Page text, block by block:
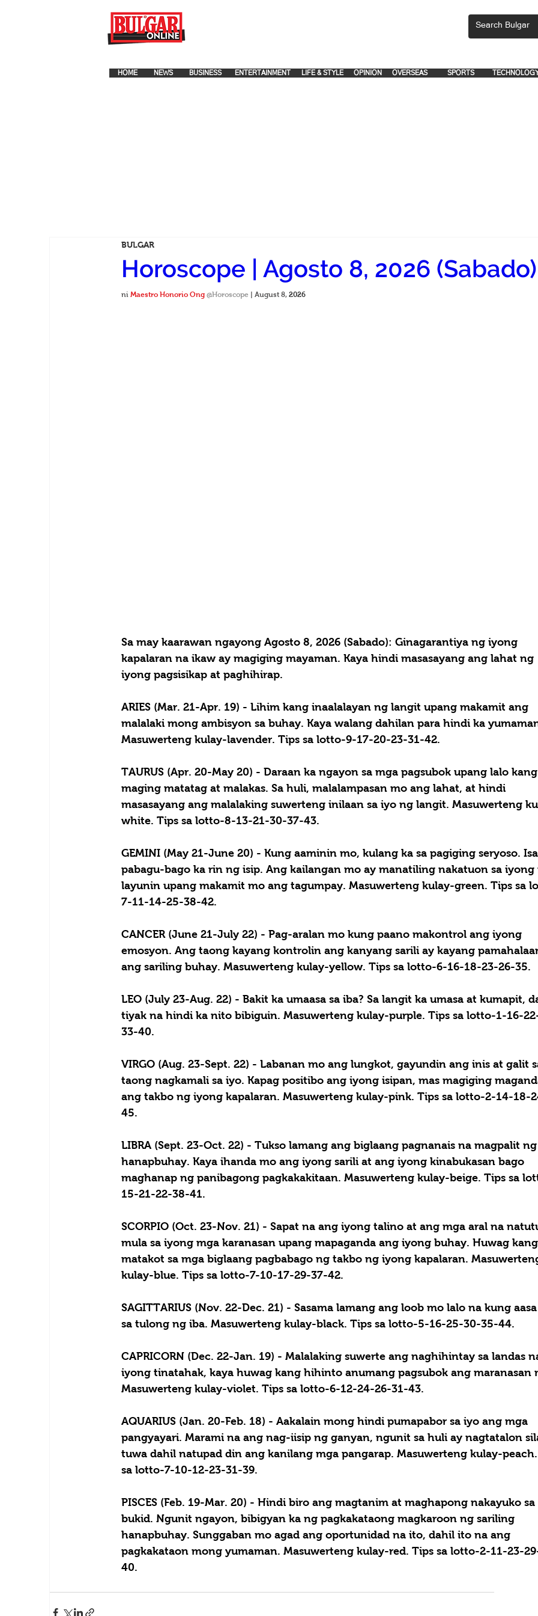
SPORTS
OVERSEAS
OPINION
LIFE & STYLE
ENTERTAINMENT
NEWS
HOME BUSINESS . .
Horoscope | Agosto 8, 2026 (Sabado)
BULGAR
ni Maestro Honorio Ong @Horoscope | August 8, 2026
Sa may kaarawan ngayong Agosto 8, 2026 (Sabado): Ginagarantiya ng iyong
kapalaran na ikaw ay magiging mayaman. Kaya hindi masasayang ang lahat ng
iyong pagsisikap at paghihirap.
ARIES (Mar. 21-Apr. 19) - Lihim kang inaalalayan ng langit upang makamit ang
malalaki mong ambisyon sa buhay. Kaya walang dahilan para hindi ka
Masuwerteng kulay-lavender. Tips sa lotto-9-17-20-23-31-42.
TAURUS (Apr. 20-May 20) - Daraan ka ngayon sa mga pagsubok upang lalo kang
maging matatag at malakas. Sa huli, malalampasan mo ang lahat, at hindi
masasayang ang malalaking suwerteng inilaan sa iyo ng langit. Masuwerteng
white. Tips sa lotto-8-13-21-30-37-43.
GEMINI (May 21-June 20) - Kung aaminin mo, kulang ka sa pagiging seryoso.
pabagu-bago ka rin ng isip. Ang kailangan mo ay manatiling nakatuon sa iyong
layunin upang makamit mo ang tagumpay. Masuwerteng kulay-green. Tips sa
7-11-14-25-38-42.
CANCER (June 21-July 22) - Pag-aralan mo kung paano makontrol ang iyong
emosyon. Ang taong kayang kontrolin ang kanyang sarili ay kayang
ang sariling buhay. Masuwerteng kulay-yellow. Tips sa lotto-6-16-18-23-26-35.
LEO (July 23-Aug. 22) - Bakit ka umaasa sa iba? Sa langit ka umasa at kumapit,
tiyak na hindi ka nito bibiguin. Masuwerteng kulay-purple. Tips sa lotto-1-16-
33-40.
VIRGO (Aug. 23-Sept. 22) - Labanan mo ang lungkot, gayundin ang inis at galit
taong nagkamali sa iyo. Kapag positibo ang iyong isipan, mas magiging
ang takbo ng iyong kapalaran. Masuwerteng kulay-pink. Tips sa lotto-2-14-18-
45.
LIBRA (Sept. 23-Oct. 22) - Tukso lamang ang biglaang pagnanais na magpalit ng
hanapbuhay. Kaya ihanda mo ang iyong sarili at ang iyong kinabukasan bago
maghanap ng panibagong pagkakakitaan. Masuwerteng kulay-beige. Tips sa
15-21-22-38-41.
SCORPIO (Oct. 23-Nov. 21) - Sapat na ang iyong talino at ang mga aral na
mula sa iyong mga karanasan upang mapaganda ang iyong buhay. Huwag kang
matakot sa mga biglaang pagbabago ng takbo ng iyong kapalaran.
kulay-blue. Tips sa lotto-7-10-17-29-37-42.
SAGITTARIUS (Nov. 22-Dec. 21) - Sasama lamang ang loob mo lalo na kung
sa tulong ng iba. Masuwerteng kulay-black. Tips sa lotto-5-16-25-30-35-44.
CAPRICORN (Dec. 22-Jan. 19) - Malalaking suwerte ang naghihintay sa landas
iyong tinatahak, kaya huwag kang hihinto anumang pagsubok ang maranasan
Masuwerteng kulay-violet. Tips sa lotto-6-12-24-26-31-43.
AQUARIUS (Jan. 20-Feb. 18) - Aakalain mong hindi pumapabor sa iyo ang mga
pangyayari. Marami na ang nag-iisip ng ganyan, ngunit sa huli ay nagtatalon
tuwa dahil natupad din ang kanilang mga pangarap. Masuwerteng kulay-
sa lotto-7-10-12-23-31-39.
PISCES (Feb. 19-Mar. 20) - Hindi biro ang magtanim at maghapong nakayuko sa
bukid. Ngunit ngayon, bibigyan ka ng pagkakataong magkaroon ng sariling
hanapbuhay. Sunggaban mo agad ang oportunidad na ito, dahil ito na ang
pagkakataon mong yumaman. Masuwerteng kulay-red. Tips sa lotto-2-11-23-
40.